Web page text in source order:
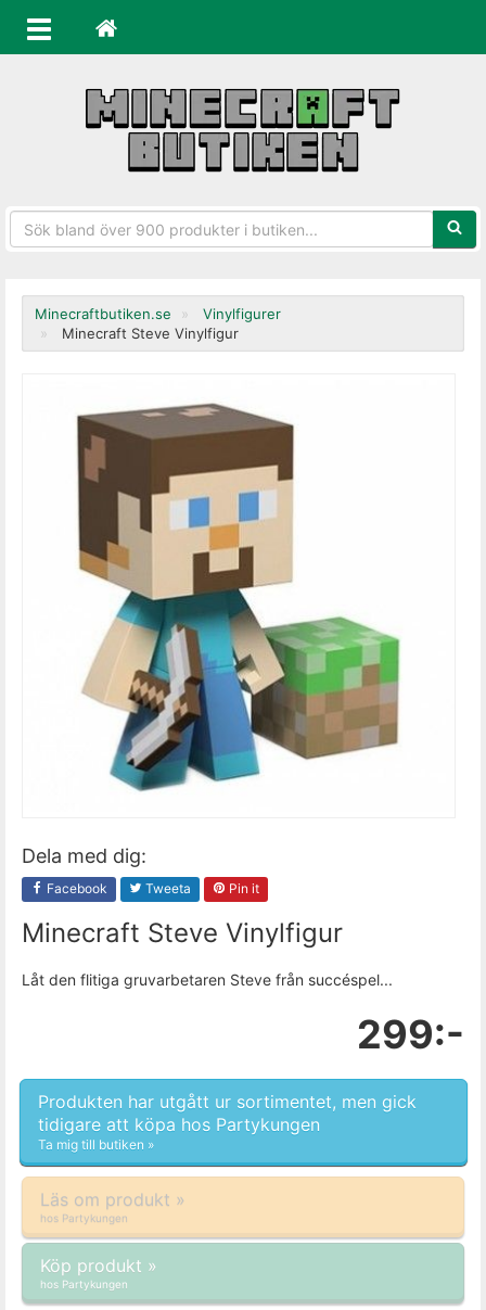
Minecraftbutiken.se
Vinylfigurer
Minecraft Steve Vinylfigur
Dela med dig:
Facebook Tweeta Pin it
Minecraft Steve Vinylfigur
Låt den flitiga gruvarbetaren Steve från succéspel...
299:-
Produkten har utgått ur sortimentet, men gick
tidigare att köpa hos Partykungen
Ta mig till butiken »
Läs om produkt »
hos Partykungen
Köp produkt »
hos Partykungen